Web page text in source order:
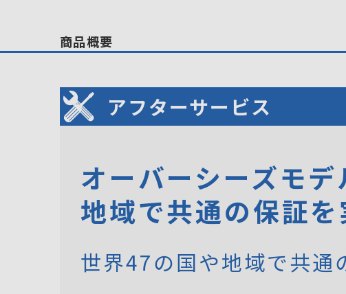
商品概要
アフターサービス
オーバーシーズモ
地域で共通の保証を
世界47の国や地域で共通